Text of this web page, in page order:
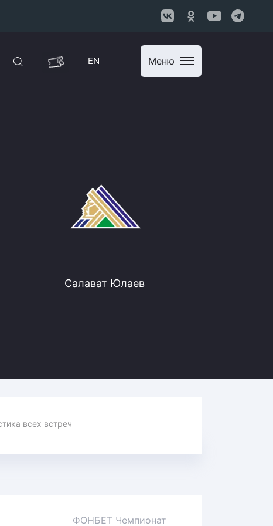
EN Меню
Салават Юлаев
Статистика всех встреч
ФОНБЕТ Чемпионат